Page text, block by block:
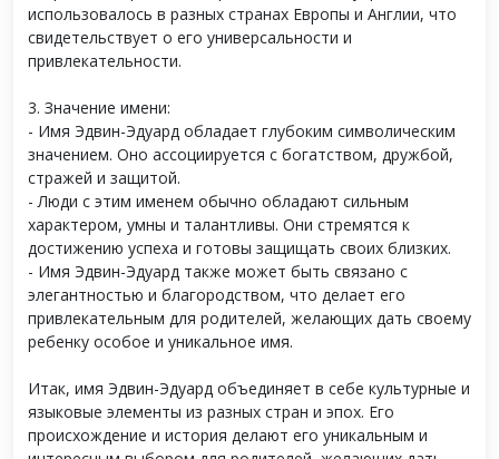
использовалось в разных странах Европы и Англии, что
свидетельствует о его универсальности и
привлекательности.
3. Значение имени:
- Имя Эдвин-Эдуард обладает глубоким символическим
значением. Оно ассоциируется с богатством, дружбой,
стражей и защитой.
- Люди с этим именем обычно обладают сильным
характером, умны и талантливы. Они стремятся к
достижению успеха и готовы защищать своих близких.
- Имя Эдвин-Эдуард также может быть связано с
элегантностью и благородством, что делает его
привлекательным для родителей, желающих дать своему
ребенку особое и уникальное имя.
Итак, имя Эдвин-Эдуард объединяет в себе культурные и
языковые элементы из разных стран и эпох. Его
происхождение и история делают его уникальным и